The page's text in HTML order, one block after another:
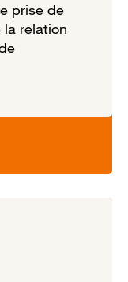
prise de
relation